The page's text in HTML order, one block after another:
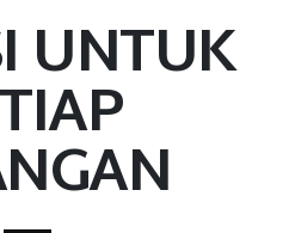
UNTUK